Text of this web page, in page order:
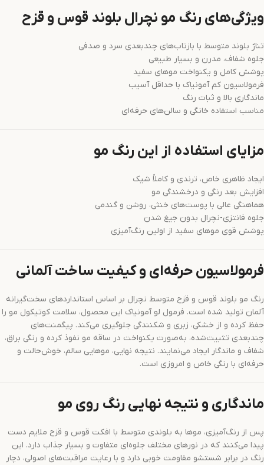
ویژگی‌های رنگ مو نچرال بلوند قوس و قزح
تناژ بلوند متوسط با بازتاب‌های چندبعدی سرد و صدفی
جلوه شفاف، مدرن و بسیار طبیعی
پوشش کامل و یکنواخت موهای سفید
فرمولاسیون کم آمونیاک با حداقل آسیب
ماندگاری بالا و ثبات رنگ
مناسب استفاده خانگی و سالن‌های حرفه‌ای
مزایای استفاده از این رنگ مو
ایجاد ظاهری خاص، ترندی و کاملاً شیک
افزایش بعد رنگی و درخشندگی مو
هماهنگی عالی با پوست‌های خنثی، روشن و گندمی
جلوه فانتزی-نچرال بدون جیغ شدن
پوشش قوی موهای سفید از اولین رنگ‌آمیزی
فرمولاسیون حرفه‌ای و کیفیت ساخت آلمانی
رنگ مو بلوند قوس و قزح متوسط نچرال بر اساس استانداردهای سخت‌گیرانه
آلمان تولید شده است. فرمول لو آمونیاک این محصول، سلامت کوتیکول مو را
حفظ کرده و از خشکی، زبری و شکنندگی جلوگیری می‌کند. پیگمنت‌های
چندبعدی تثبیت‌شده، به‌صورت یکنواخت در ساقه مو نفوذ کرده و رنگی براق،
شفاف و ماندگار ایجاد می‌نمایند. نتیجه نهایی، موهایی سالم، خوش‌حالت و
حرفه‌ای با رنگی خاص و امروزی است.
ماندگاری و نتیجه نهایی رنگ روی مو
پس از رنگ‌آمیزی، موها به بلوندی متوسط با افکت قوس و قزح ملایم دست
پیدا می‌کنند که در نورهای مختلف جلوه‌ای متفاوت و بسیار جذاب دارد. این
رنگ در برابر شستشو مقاومت خوبی دارد و با رعایت مراقبت‌های اصولی، دچار